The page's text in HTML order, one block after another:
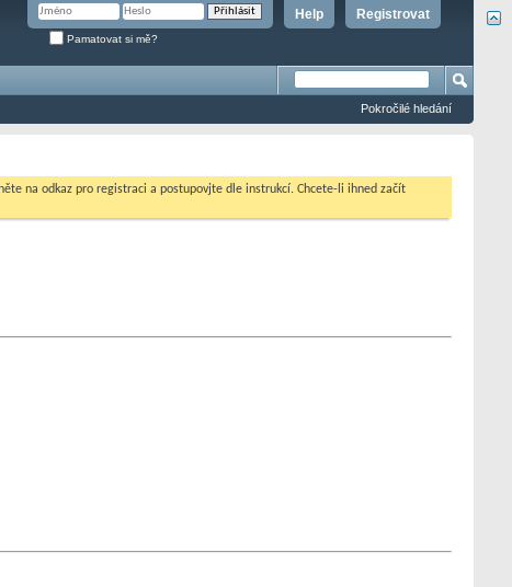
Registrovat
Help
Pamatovat si mě?
Pokročilé hledání
na odkaz pro registraci a postupovjte dle instrukcí. Chcete-li ihned začít